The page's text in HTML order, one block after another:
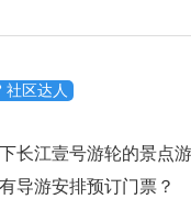
社区达人
长江壹号游轮的景点
导游安排预订门票？